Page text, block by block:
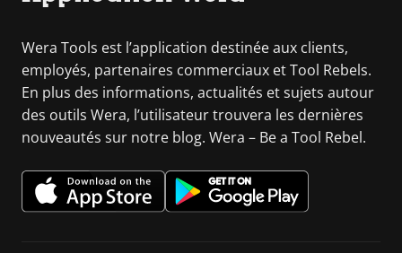
Wera Tools est l’application destinée aux clients,
employés, partenaires commerciaux et Tool Rebels.
En plus des informations, actualités et sujets autour
des outils Wera, l’utilisateur trouvera les dernières
nouveautés sur notre blog. Wera – Be a Tool Rebel.